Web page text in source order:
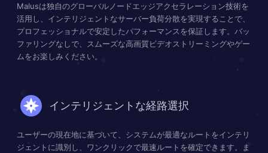
Malusは独自のグローバルノードエッジアクセラレーション技術を
活用し、インテリジェントなサーバー負荷分散を実現することで、
プロフェッショナルで安定したパフォーマンスを保証します。バッ
ファリングなしで、スムーズな高画質ビデオストリーミングやゲー
ムをお楽しみください。
インテリジェントな経路選択
ユーザーの現在地に基づいて、システムが最適なルートをインテリ
ジェントに識別し、ワンクリックで最速ルートを確定できます。ま